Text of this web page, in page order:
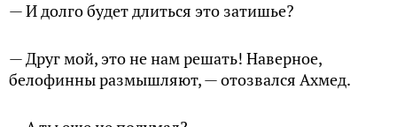
— И долго будет длиться это затишье?
— Друг мой, это не нам решать! Наверное,
белофинны размышляют, — отозвался Ахмед.